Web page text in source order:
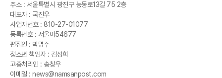
주소 : 서울특별시 광진구 능동로13길 75 2층
대표자 : 국진우
사업자번호 : 810-27-01077
등록번호 : 서울아54677
편집인 : 박명주
청소년 책임자 : 김성희
고충처리인 : 송창우
이메일 : news@namsanpost.com